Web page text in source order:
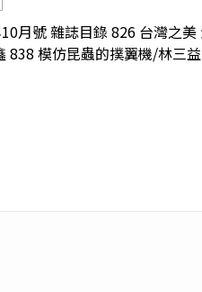
月號 雜誌目錄 826 台灣之
838 模仿昆蟲的撲翼機/林三